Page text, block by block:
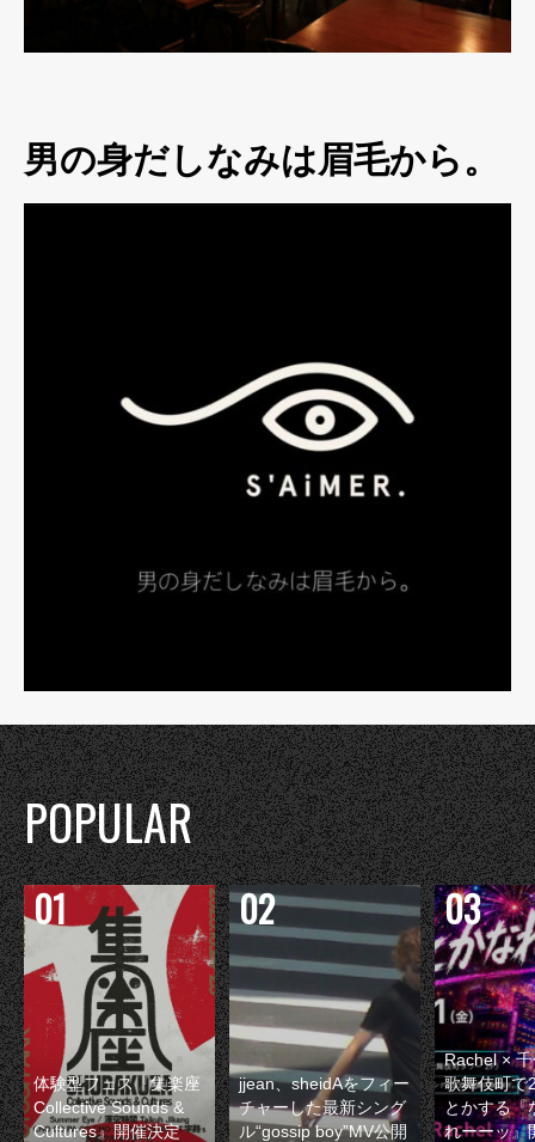
男の身だしなみは眉毛から。
POPULAR
体験型フェス『集楽座
Collective Sounds &
Cultures』開催決定
jjean、sheidAをフィー
チャーした最新シング
ル“gossip boy”MV公開
Rachel ×
歌舞伎町で
とかする『
れーーッ』